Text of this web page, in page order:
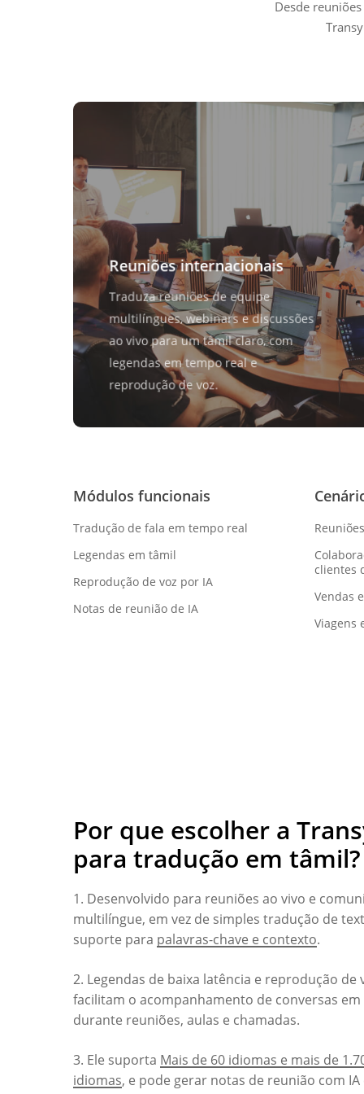
Desde
Reuniões internacionais
Traduza reuniões de equipe
multilíngues, webinars e discussões
ao vivo para um tâmil claro, com
legendas em tempo real e
reprodução de voz.
Módulos funcionais
Tradução de fala em tempo real
Legendas em tâmil
Reprodução de voz por IA
Notas de reunião de IA
clientes
Vendas
Viagens
Por que escolher a
para tradução em tâmil?
1. Desenvolvido para reuniões ao vivo e
multilíngue, em vez de simples tradução de
suporte para palavras-chave e contexto.
2. Legendas de baixa latência e reprodução de
facilitam o acompanhamento de conversas
durante reuniões, aulas e chamadas.
3. Ele suporta Mais de 60 idiomas e mais de
idiomas, e pode gerar notas de reunião com